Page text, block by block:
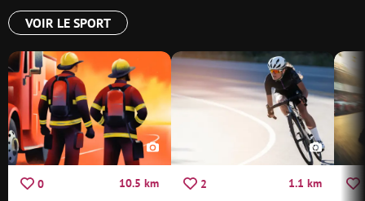
VOIR LE SPORT
0 10.5 km 2 1.1 km